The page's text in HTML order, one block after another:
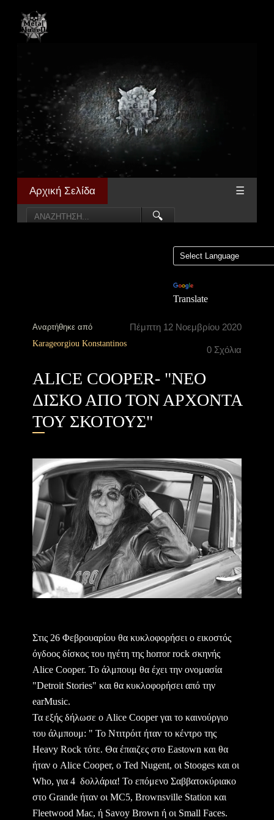
Αρχική Σελίδα ☰
🔍
Translate
Πέμπτη 12 Νοεμβρίου 2020
0 Σχόλια
Αναρτήθηκε από
Karageorgiou Konstantinos
ALICE COOPER- "ΝΕΟ
ΔΙΣΚΟ ΑΠΟ ΤΟΝ ΑΡΧΟΝΤΑ
ΤΟΥ ΣΚΟΤΟΥΣ"
Στις 26 Φεβρουαρίου θα κυκλοφορήσει ο εικοστός
όγδοος δίσκος του ηγέτη της horror rock σκηνής
Alice Cooper. To άλμπουμ θα έχει την ονομασία
"Detroit Stories" και θα κυκλοφορήσει από την
earMusic.
Τα εξής δήλωσε ο Alice Cooper γαι το καινούργιο
του άλμπουμ: " Το Ντιτρόιτ ήταν το κέντρο της
Heavy Rock τότε. Θα έπαιζες στο Eastown και θα
ήταν ο Alice Cooper, ο Ted Nugent, οι Stooges και οι
Who, για 4 δολλάρια! Το επόμενο Σαββατοκύριακο
στο Grande ήταν οι MC5, Brownsville Station και
Fleetwood Mac, ή Savoy Brown ή οι Small Faces.